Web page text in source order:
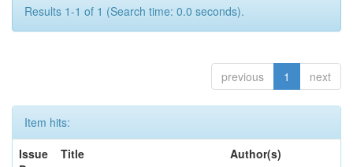
Results 1-1 of 1 (Search time: 0.0 seconds).
previous 1 next
Item hits:
Issue
Title Author(s)